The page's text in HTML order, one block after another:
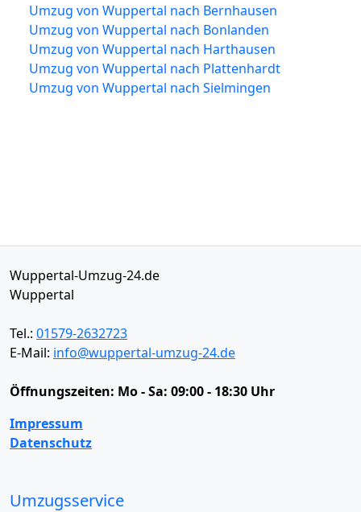
Umzug von Wuppertal nach Bernhausen
Umzug von Wuppertal nach Bonlanden
Umzug von Wuppertal nach Harthausen
Umzug von Wuppertal nach Plattenhardt
Umzug von Wuppertal nach Sielmingen
Wuppertal-Umzug-24.de
Wuppertal
Tel.: 01579-2632723
E-Mail: info@wuppertal-umzug-24.de
Öffnungszeiten: Mo - Sa: 09:00 - 18:30 Uhr
Impressum
Datenschutz
Umzugsservice